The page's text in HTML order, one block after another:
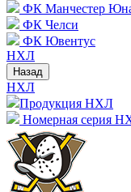
ФК Манчестер
ФК Челси
ФК Ювентус
НХЛ
Назад
НХЛ
Продукция НХЛ
Номерная серия